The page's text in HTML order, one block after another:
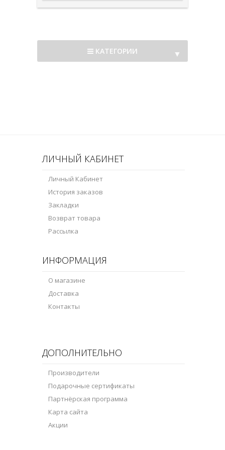
КАТЕГОРИИ ▼
ЛИЧНЫЙ КАБИНЕТ
Личный Кабинет
История заказов
Закладки
Возврат товара
Рассылка
ИНФОРМАЦИЯ
О магазине
Доставка
Контакты
ДОПОЛНИТЕЛЬНО
Производители
Подарочные сертификаты
Партнёрская программа
Карта сайта
Акции